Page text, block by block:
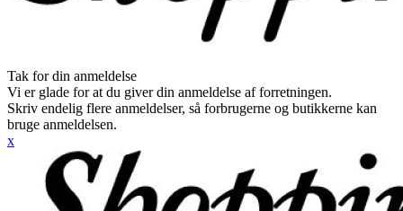
Tak for din anmeldelse
Vi er glade for at du giver din anmeldelse af forretningen.
Skriv endelig flere anmeldelser, så forbrugerne og butikkerne kan
bruge anmeldelsen.
x